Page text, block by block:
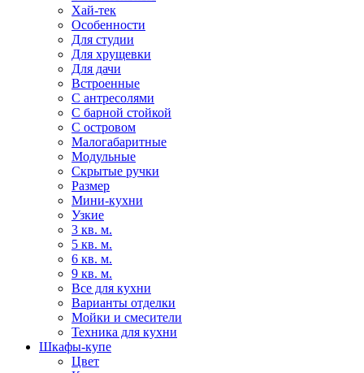
Хай-тек
Особенности
Для студии
Для хрущевки
Для дачи
Встроенные
С антресолями
С барной стойкой
С островом
Малогабаритные
Модульные
Скрытые ручки
Размер
Мини-кухни
Узкие
3 кв. м.
5 кв. м.
6 кв. м.
9 кв. м.
Все для кухни
Варианты отделки
Мойки и смесители
Техника для кухни
Шкафы-купе
Цвет